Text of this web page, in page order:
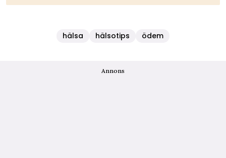
hälsa hälsotips ödem
Annons